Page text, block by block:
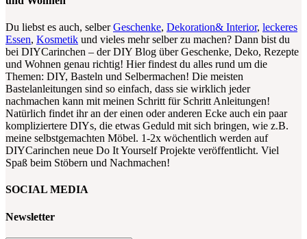
Du liebst es auch, selberGeschenke, Dekoration& Interior, leckeres
Essen, Kosmetik und vieles mehr selber zu machen? Dann bist du
bei DIYCarinchen – der DIY Blog über Geschenke, Deko, Rezepte
und Wohnen genau richtig! Hier findest du alles rund um die
Themen: DIY, Basteln und Selbermachen! Die meisten
Bastelanleitungen sind so einfach, dass sie wirklich jeder
nachmachen kann mit meinen Schritt für Schritt Anleitungen!
Natürlich findet ihr an der einen oder anderen Ecke auch ein paar
kompliziertere DIYs, die etwas Geduld mit sich bringen, wie z.B.
meine selbstgemachten Möbel. 1-2x wöchentlich werden auf
DIYCarinchen neue Do It Yourself Projekte veröffentlicht. Viel
Spaß beim Stöbern und Nachmachen!
SOCIAL MEDIA
Newsletter